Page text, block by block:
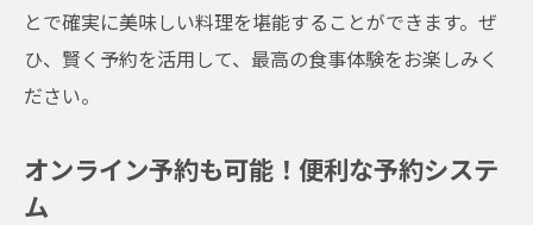
とで確実に美味しい料理を堪能することができます。ぜ
ひ、賢く予約を活用して、最高の食事体験をお楽しみく
ださい。
オンライン予約も可能！便利な予約システ
ム